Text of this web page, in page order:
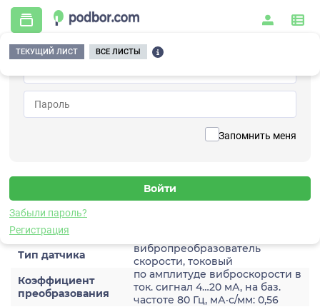
Запомнить меня
Забыли пароль?
Регистрация
ТЕКУЩИЙ ЛИСТ ВСЕ ЛИСТЫ
Главная / Контрольно-измерительные приборы и автоматика / Датчики /
Виброскорости / 2A203HA-20(T)
Датчик виброскороости
Характеристики
Тип датчика
вибропреобразователь
скорости, токовый
Коэффициент
преобразования
по амплитуде виброскорости в
ток. сигнал 4…20 мА, на баз.
частоте 80 Гц, мА·с/мм: 0,56